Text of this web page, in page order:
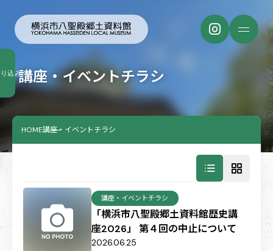
講座・イベントチラシ
HOME講座・イベントチラシ
「横浜市八聖殿郷土資料館歴史講
座2026」 第４回の中止について
講座・イベントチラシ
2026.06.25
込み